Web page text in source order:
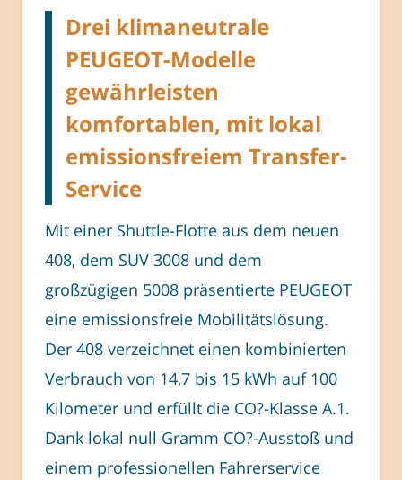
Drei klimaneutrale
PEUGEOT-Modelle
gewährleisten
komfortablen, mit lokal
emissionsfreiem Transfer-
Service
Mit einer Shuttle-Flotte aus dem neuen
408, dem SUV 3008 und dem
großzügigen 5008 präsentierte PEUGEOT
eine emissionsfreie Mobilitätslösung.
Der 408 verzeichnet einen kombinierten
Verbrauch von 14,7 bis 15 kWh auf 100
Kilometer und erfüllt die CO?-Klasse A.1.
Dank lokal null Gramm CO?-Ausstoß und
einem professionellen Fahrerservice